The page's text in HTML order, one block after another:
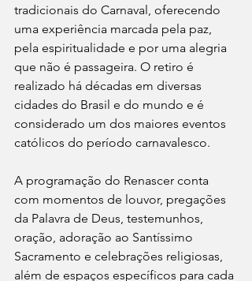
tradicionais do Carnaval, oferecendo
uma experiência marcada pela paz,
pela espiritualidade e por uma alegria
que não é passageira. O retiro é
realizado há décadas em diversas
cidades do Brasil e do mundo e é
considerado um dos maiores eventos
católicos do período carnavalesco.
A programação do Renascer conta
com momentos de louvor, pregações
da Palavra de Deus, testemunhos,
oração, adoração ao Santíssimo
Sacramento e celebrações religiosas,
além de espaços específicos para cada